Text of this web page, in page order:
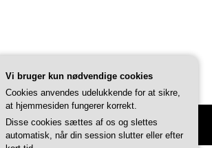
Glob tema afFameThemes
Vi bruger kun nødvendige cookies
Cookies anvendes udelukkende for at sikre,
at hjemmesiden fungerer korrekt.
Disse cookies sættes af os og slettes
automatisk, når din session slutter eller efter